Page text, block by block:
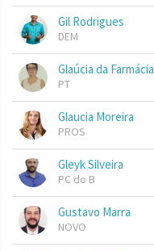
Gil Rodrigues
DEM
Glaúcia da Farmácia
PT
Glaucia Moreira
PROS
Gleyk Silveira
PC do B
Gustavo Marra
NOVO